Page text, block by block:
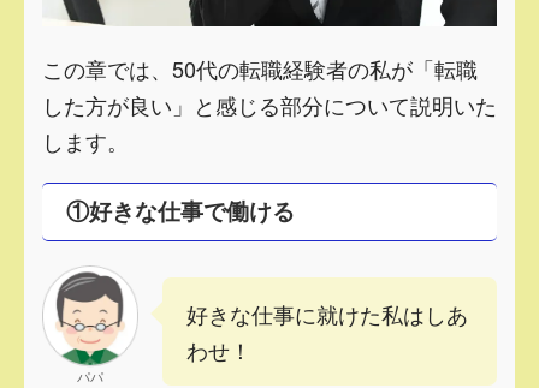
この章では、50代の転職経験者の私が「転職
した方が良い」と感じる部分について説明いた
します。
①好きな仕事で働ける
パパ
好きな仕事に就けた私はしあ
わせ！